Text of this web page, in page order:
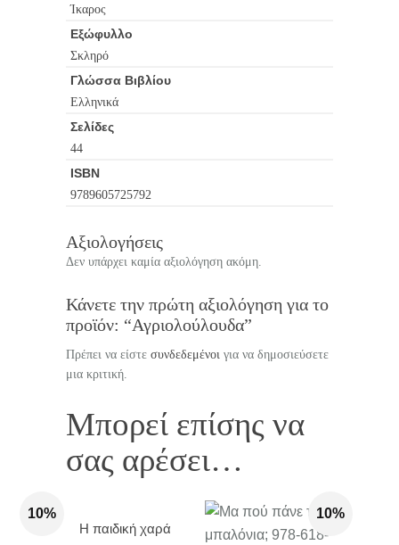
Ίκαρος
Εξώφυλλο
Σκληρό
Γλώσσα Βιβλίου
Ελληνικά
Σελίδες
44
ISBN
9789605725792
Αξιολογήσεις
Δεν υπάρχει καμία αξιολόγηση ακόμη.
Κάνετε την πρώτη αξιολόγηση για το
προϊόν: “Αγριολούλουδα”
Πρέπει να είστε συνδεδεμένοι για να δημοσιεύσετε
μια κριτική.
Μπορεί επίσης να
σας αρέσει…
10%
Η παιδική χαρά
10%